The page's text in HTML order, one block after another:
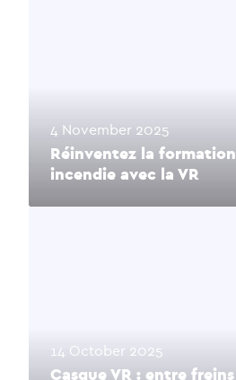
4 November 2025
Réinventez la formation
incendie avec la VR
14 October 2025
Casque VR : entre freins